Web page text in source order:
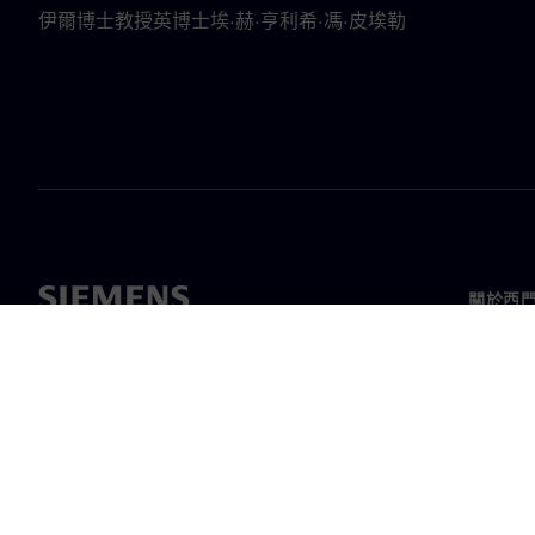
伊爾博士教授英博士埃·赫·亨利希·馮·皮埃勒
關於西